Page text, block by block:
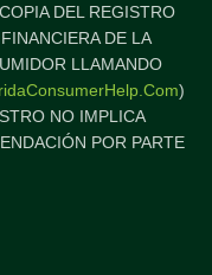
DEL REGISTRO
DE LA
LLAMANDO
)
NO IMPLICA
POR PARTE